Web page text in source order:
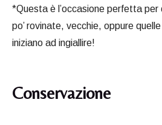
*Questa è l’occasione perfetta per
po’ rovinate, vecchie, oppure
iniziano ad ingiallire!
Conservazione